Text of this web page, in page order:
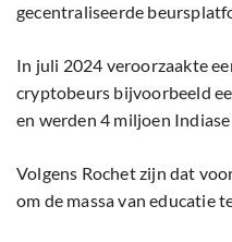
gecentraliseerde
In juli 2024 veroorzaakte
cryptobeurs bijvoorbeeld
en werden 4 miljoen
Volgens Rochet zijn dat
om de massa van educatie